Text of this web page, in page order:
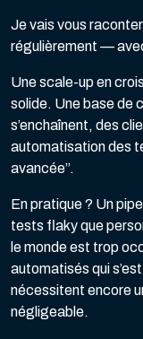
Je vais vous
régulièrement —
Une scale-up en
solide. Une base de
s’enchaînent, des
automatisation des
avancée”.
En pratique ? Un
tests flaky que
le monde est trop
automatisés qui
nécessitent encore
négligeable.